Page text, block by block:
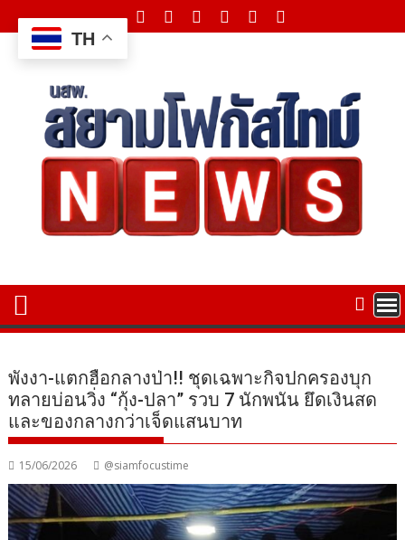
to
content
พังงา-แตกฮือกลางป่า!! ชุดเฉพาะกิจปกครองบุก
ทลายบ่อนวิ่ง “กุ้ง-ปลา” รวบ 7 นักพนัน ยึดเงินสด
และของกลางกว่าเจ็ดแสนบาท
15/06/2026 @siamfocustime
TH